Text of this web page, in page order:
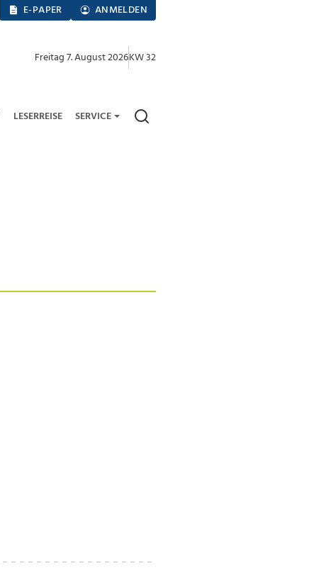
E-PAPER ANMELDEN
Freitag 7. August 2026KW 32
LESERREISE SERVICE